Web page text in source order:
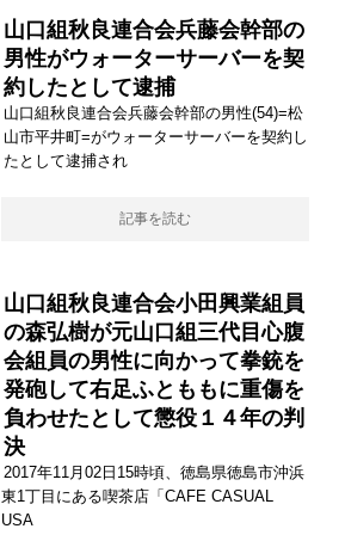
山口組秋良連合会兵藤会幹部の
男性がウォーターサーバーを契
約したとして逮捕
山口組秋良連合会兵藤会幹部の男性(54)=松
山市平井町=がウォーターサーバーを契約し
たとして逮捕され
記事を読む
山口組秋良連合会小田興業組員
の森弘樹が元山口組三代目心腹
会組員の男性に向かって拳銃を
発砲して右足ふとももに重傷を
負わせたとして懲役１４年の判
決
2017年11月02日15時頃、徳島県徳島市沖浜
東1丁目にある喫茶店「CAFE CASUAL
USA